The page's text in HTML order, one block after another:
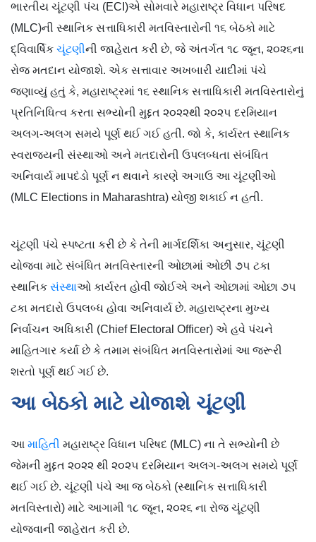
ભારતીય ચૂંટણી પંચ (ECI)એ સોમવારે મહારાષ્ટ્ર વિધાન પરિષદ
(MLC)ની સ્થાનિક સત્તાધિકારી મતવિસ્તારોની ૧૬ બેઠકો માટે
દ્વિવાર્ષિક ચૂંટણીની જાહેરાત કરી છે, જે અંતર્ગત ૧૮ જૂન, ૨૦૨૬ના
રોજ મતદાન યોજાશે. એક સત્તાવાર અખબારી યાદીમાં પંચે
જણાવ્યું હતું કે, મહારાષ્ટ્રમાં ૧૬ સ્થાનિક સત્તાધિકારી મતવિસ્તારોનું
પ્રતિનિધિત્વ કરતા સભ્યોની મુદ્દત ૨૦૨૨થી ૨૦૨૫ દરમિયાન
અલગ-અલગ સમયે પૂર્ણ થઈ ગઈ હતી. જો કે, કાર્યરત સ્થાનિક
સ્વરાજ્યની સંસ્થાઓ અને મતદારોની ઉપલબ્ધતા સંબંધિત
અનિવાર્ય માપદંડો પૂર્ણ ન થવાને કારણે અગાઉ આ ચૂંટણીઓ
(MLC Elections in Maharashtra) યોજી શકાઈ ન હતી.
ચૂંટણી પંચે સ્પષ્ટતા કરી છે કે તેની માર્ગદર્શિકા અનુસાર, ચૂંટણી
યોજવા માટે સંબંધિત મતવિસ્તારની ઓછામાં ઓછી ૭૫ ટકા
સ્થાનિક સંસ્થાઓ કાર્યરત હોવી જોઈએ અને ઓછામાં ઓછા ૭૫
ટકા મતદારો ઉપલબ્ધ હોવા અનિવાર્ય છે. મહારાષ્ટ્રના મુખ્ય
નિર્વાચન અધિકારી (Chief Electoral Officer) એ હવે પંચને
માહિતગાર કર્યા છે કે તમામ સંબંધિત મતવિસ્તારોમાં આ જરૂરી
શરતો પૂર્ણ થઈ ગઈ છે.
આ બેઠકો માટે યોજાશે ચૂંટણી
આ માહિતી મહારાષ્ટ્ર વિધાન પરિષદ (MLC) ના તે સભ્યોની છે
જેમની મુદ્દત ૨૦૨૨ થી ૨૦૨૫ દરમિયાન અલગ-અલગ સમયે પૂર્ણ
થઈ ગઈ છે. ચૂંટણી પંચે આ જ બેઠકો (સ્થાનિક સત્તાધિકારી
મતવિસ્તારો) માટે આગામી ૧૮ જૂન, ૨૦૨૬ ના રોજ ચૂંટણી
યોજવાની જાહેરાત કરી છે.